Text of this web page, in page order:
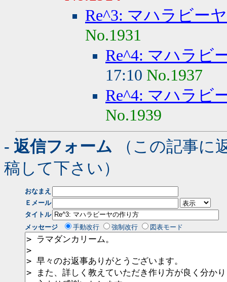
Re^3: マハラビー
No.1931
Re^4: マハラビ
17:10 No.1937
Re^4: マハラビ
No.1939
- 返信フォーム （この記事に
稿して下さい）
おなまえ
Ｅメール
タイトル
メッセージ
手動改行 強制改行 図表モード